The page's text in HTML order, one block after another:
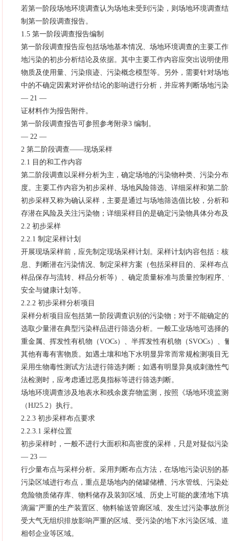
若第一阶段场地环境调查认为场地未受到污染，则场地环境调查
制第一阶段调查报告。
1.5 第一阶段调查报告编制
第一阶段调查报告应包括场地基本情况、场地环境调查的主要工
地污染的初步分析结论及依据。其中主要工作内容应突出说明使
物质及使用量、污染痕迹、污染概念模型等。另外，需要针对场
中的不确定因素对评价结论的影响进行分析，并应将判断场地污
— 21 —
证材料作为报告附件。
第一阶段调查报告可参照参考附录3 编制。
— 22 —
2 第二阶段调查——现场采样
2.1 目的和工作内容
第二阶段调查以采样分析为主，确定场地的污染物种类、污染分
度。主要工作内容为初步采样、场地风险筛选、详细采样和第二
初步采样又称为确认采样，主要是通过与场地筛选值比较，分析
存潜在风险及关注污染物；详细采样目的是确定污染物具体分布
2.2 初步采样
2.2.1 制定采样计划
开展现场采样前，应先制定现场采样计划。采样计划内容包括：
息、判断潜在污染情况、制定采样方案（包括采样目的、采样布
样品保存与流转、样品分析等）、确定质量标准与质量控制程序
安全与健康计划等。
2.2.2 初步采样分析项目
采样分析项目应包括第一阶段调查识别的污染物；对于不能确定
选取少量潜在典型污染样品进行筛选分析。一般工业场地可选择
重金属、挥发性有机物（VOCs）、半挥发性有机物（SVOCs）、
其他有毒有害物质。如遇土壤和地下水明显异常而常规检测项目
采用生物毒性测试方法进行筛选判断；如遇有明显异臭或刺激性
法检测时，应考虑通过恶臭指标等进行筛选判断。
场地环境调查涉及地表水和残余废弃物监测，按照《场地环境监
（HJ25.2）执行。
2.2.3 初步采样布点要求
2.2.3.1 采样位置
初步采样时，一般不进行大面积和高密度的采样，只是对疑似污
— 23 —
行少量布点与采样分析。采用判断布点方法，在场地污染识别的
污染区域进行布点，重点是场地内的储罐储槽、污水管线、污染
危险物质储存库、物料储存及装卸区域、历史上可能的废渣地下
滴漏”严重的生产装置区、物料输送管廊区域、发生过污染事故所
受大气无组织排放影响严重的区域、受污染的地下水污染区域、
相邻企业等区域。